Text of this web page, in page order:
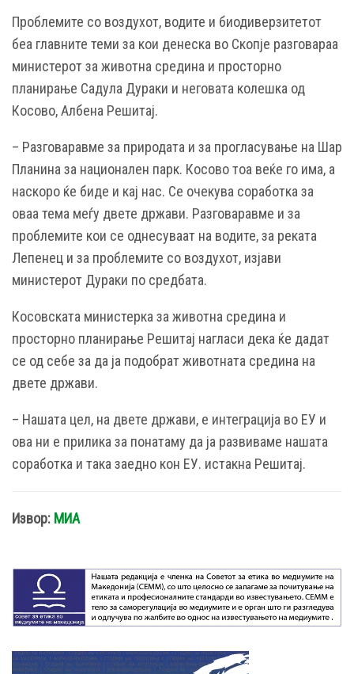
Проблемите со воздухот, водите и биодиверзитетот
беа главните теми за кои денеска во Скопје разговараа
министерот за животна средина и просторно
планирање Садула Дураки и неговата колешка од
Косово, Албена Решитај.
– Разговаравме за природата и за прогласување на Шар
Планина за национален парк. Косово тоа веќе го има, а
наскоро ќе биде и кај нас. Се очекува соработка за
оваа тема меѓу двете држави. Разговаравме и за
проблемите кои се однесуваат на водите, за реката
Лепенец и за проблемите со воздухот, изјави
министерот Дураки по средбата.
Косовската министерка за животна средина и
просторно планирање Решитај нагласи дека ќе дадат
се од себе за да ја подобрат животната средина на
двете држави.
– Нашата цел, на двете држави, е интеграција во ЕУ и
ова ни е прилика за понатаму да ја развиваме нашата
соработка и така заедно кон ЕУ. истакна Решитај.
Извор: МИА